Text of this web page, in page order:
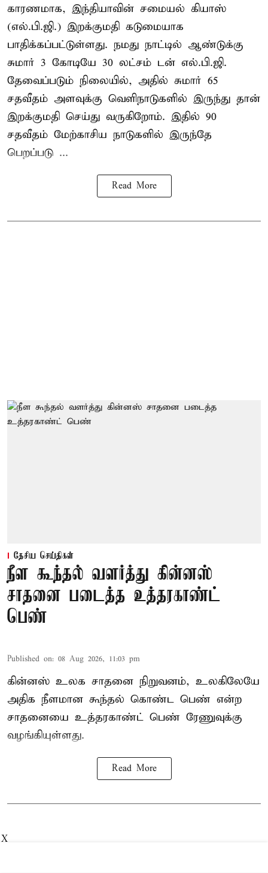
காரணமாக, இந்தியாவின் சமையல் கியாஸ்
(எல்.பி.ஜி.) இறக்குமதி கடுமையாக
பாதிக்கப்பட்டுள்ளது. நமது நாட்டில் ஆண்டுக்கு
சுமார் 3 கோடியே 30 லட்சம் டன் எல்.பி.ஜி.
தேவைப்படும் நிலையில், அதில் சுமார் 65
சதவீதம் அளவுக்கு வெளிநாடுகளில் இருந்து தான்
இறக்குமதி செய்து வருகிறோம். இதில் 90
சதவீதம் மேற்காசிய நாடுகளில் இருந்தே
பெறப்படு ...
Read More
தேசிய செய்திகள்
நீள கூந்தல் வளர்த்து கின்னஸ்
சாதனை படைத்த உத்தரகாண்ட்
பெண்
Published on: 08 Aug 2026, 11:03 pm
கின்னஸ் உலக சாதனை நிறுவனம், உலகிலேயே
அதிக நீளமான கூந்தல் கொண்ட பெண் என்ற
சாதனையை உத்தரகாண்ட் பெண் ரேணுவுக்கு
வழங்கியுள்ளது.
Read More
X